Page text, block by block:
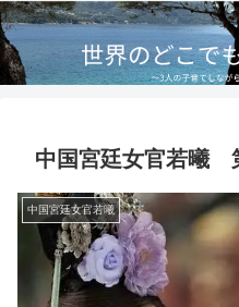
中国宮廷女官若曦
中国宮廷女官若曦